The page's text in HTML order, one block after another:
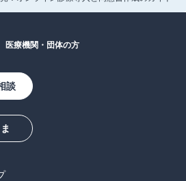
医療機関・ 団体の方
談